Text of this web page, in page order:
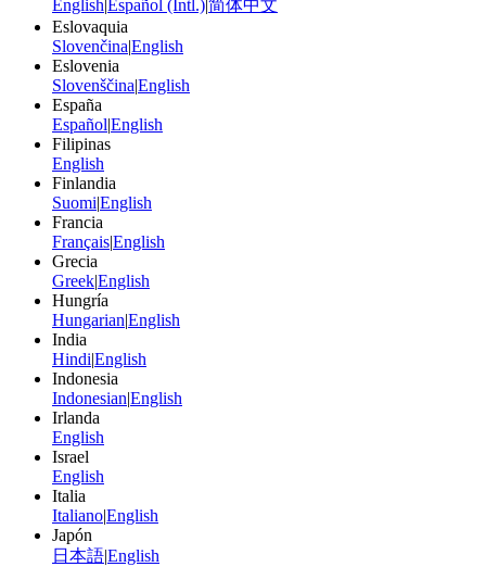
English Español (Intl.)简体中文
Eslovaquia
Slovenčina|English
Eslovenia
Slovenščina|English
España
Español|English
Filipinas
English
Finlandia
Suomi|English
Francia
Français|English
Grecia
Greek|English
Hungría
Hungarian|English
India
Hindi|English
Indonesia
Indonesian|English
Irlanda
English
Israel
English
Italia
Italiano|English
Japón
日本語|English